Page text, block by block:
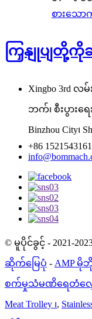
စားသေ
ကြှနျုပျတို့
Xingbo 3rd လ
ဘက်၊ စီးပွားရေ
Binzhou City၊
+86
© မူပိုင်ခွင့် - 2021-2023
ဆိုက်မြေပုံ - AMP မို
စက်မှုသံမဏိရေတံလျှ
Meat Trolley ၊,